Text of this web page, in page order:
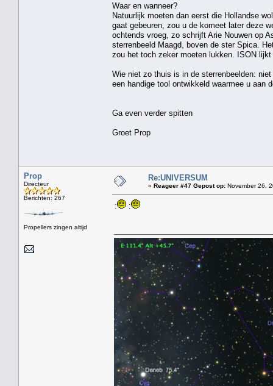
Waar en wanneer?
Natuurlijk moeten dan eerst die Hollandse
gaat gebeuren, zou u de komeet later deze
ochtends vroeg, zo schrijft Arie Nouwen op
sterrenbeeld Maagd, boven de ster Spica.
zou het toch zeker moeten lukken. ISON
Wie niet zo thuis is in de sterrenbeelden:
een handige tool ontwikkeld waarmee u aan
Ga even verder spitten
Groet Prop
Prop
Directeur
Berichten: 267
Propellers zingen altijd
Re:UNIVERSUM
« Reageer #47 Gepost op: November 26,
: :